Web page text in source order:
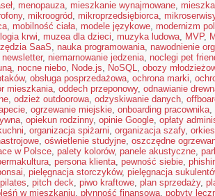
, menopauza, mieszkanie wynajmowane,
, mikroogród, mikroprzedsiębiorca,
, mobilność ciała, modele językowe, modernizm
krwi, muzea dla dzieci, muzyka ludowa, MVP,
SaaS, nauka programowania, nawodnienie
newsletter, niemarnowanie jedzenia, noclegi pet
, nocne niebo, Node.js, NoSQL, obozy
, obsługa posprzedażowa, ochrona marki,
mieszkania, oddech przeponowy, odnawianie
, odzież outdoorowa, odzyskiwanie danych,
, ogrzewanie miejskie, onboarding pracownika,
, opiekun rodzinny, opinie Google, opłaty
, organizacja spiżarni, organizacja szafy,
, oświetlenie studyjne, oszczędne
w Polsce, palety kolorów, panele akustyczne,
, persona klienta, pewność siebie,
, pielęgnacja storczyków, pielęgnacja
pilates, pitch deck, piwo kraftowe, plan sprzedaży,
w mieszkaniu, płynność finansowa, pobyty